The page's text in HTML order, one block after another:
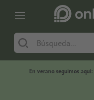
En verano seguimos aquí: